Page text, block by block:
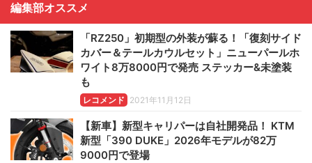
編集部オススメ
「RZ250」初期型の外装が蘇る！「復刻サイド
カバー＆テールカウルセット」ニューパールホ
ワイト8万8000円で発売 ステッカー&未塗装
も
レコメンド 2021年11月12日
【新車】新型キャリパーは自社開発品！ KTM
新型「390 DUKE」2026年モデルが82万
9000円で登場